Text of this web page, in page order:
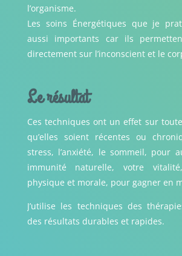
l’organisme.
Les soins Énergétiques que je
aussi importants car ils
directement sur l’inconscient et le
Le résultat
Ces techniques ont un effet sur
qu’elles soient récentes ou
stress, l’anxiété, le sommeil, pour
immunité naturelle, votre
physique et morale, pour gagner en
J’utilise les techniques des
des résultats durables et rapides.